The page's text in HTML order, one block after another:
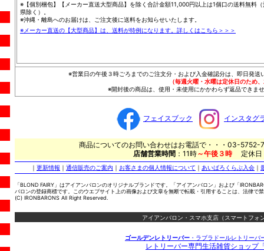
※【個別梱包】【メーカー直送大型商品】を除く合計金額11,000円以上は1個口の送料無料（
県除く）。
※沖縄・離島へのお届けは、ご注文後に送料をお知らせいたします。
※メーカー直送の【大型商品】は、送料が特例になります。詳しくはこちら＞＞＞
※営業日の午後３時ごろまでのご注文分・および入金確認分は、即日発
（毎週火曜・水曜は定休日のため
※開封後の商品は、使用・未使用にかかわらず返品できま
フェイスブック インスタグ
商品についてのお問い合わせはお電話で・・・03-5752-
店舗営業時間 ：11時～午後３時 定休
｜ 更新情報 ｜ 通信販売のご案内 ｜ お客さまの個人情報について ｜ あいばろくらぶ入会 ｜
「BLOND FAIRY」はアイアンバロンのオリジナルブランドです。「アイアンバロン」および「
バロンの登録商標です。このウエブサイト上の画像および文章を無断で転載・引用することは、法律で
(C) IRONBARONS All Right Reserved.
アイアンバロン・スマホ支店（スマートフォ
ゴールデンレトリーバー ・ラブラドールレトリー
レトリーバー専門生活雑貨ショップ